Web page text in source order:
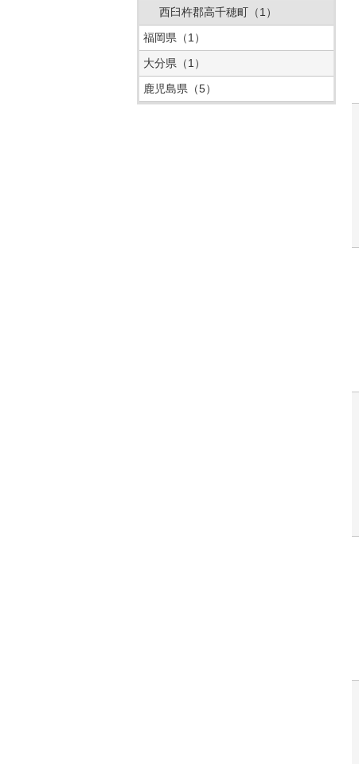
西臼杵郡高千穂町 （1）
福岡県 （1）
大分県 （1）
鹿児島県 （5）